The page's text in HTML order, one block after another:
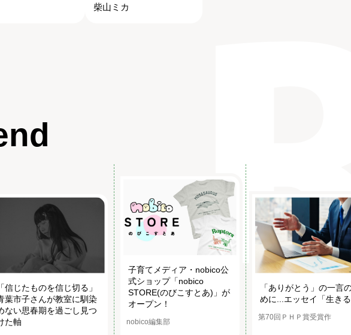
柴山ミカ
「信じたものを信じ切る」
葉市子さんが教室に馴染
ない思春期を過ごし見つ
た軸
子育てメディア・nobico公
式ショップ「nobico
STORE(のびこすとあ)」が
オープン！
nobico編集部
「ありがとう」の一言
めに...エッセイ「生き
第70回ＰＨＰ賞受賞作